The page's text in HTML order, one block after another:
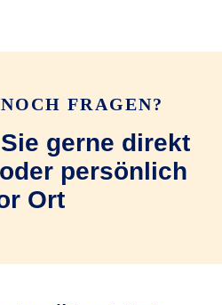
FRAGEN?
gerne direkt
persönlich
Ort